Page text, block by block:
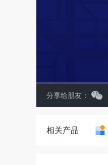
分享给朋友：
相关产品